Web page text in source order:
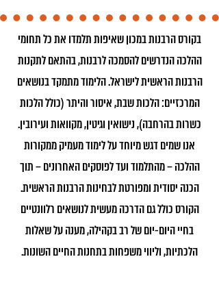
בקורס הרבנות במכון שאיפות תלמדו את כל תחומי
ההלכה הנדרשים להסמכה לרבנות, בהתאם לתקנות
הרבנות הראשית לישראל. הלימוד מתמקד בנושאים
המרכזיים: הלכות שבת, איסור והיתר (כולל הלכות
כשרות בהרחבה), נישואין וגיטין, מקוואות ועירובין.
אנו שמים דגש מיוחד על לימוד מעמיק ממקורות
ההלכה – מהתלמוד ועד לפוסקים האחרונים – תוך
הכנה יסודית ומפורטת לבחינות הרבנות הראשית.
הקורס כולל גם הדרכה מעשית לנושאים רלוונטיים
בחיי היום-יום של רב בקהילה, מענה על שאלות
הלכתיות, וליווי משפחות בתחנות החיים השונות.